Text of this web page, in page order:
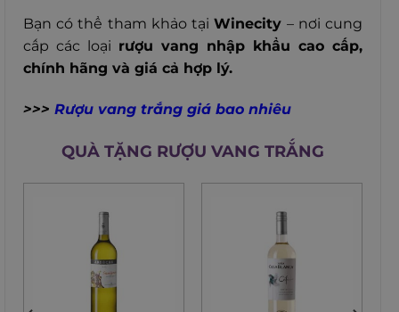
Bạn có thể tham khảo tạiWinecity – nơi cung
cấp các loại rượu vang nhập khẩu cao cấp,
chính hãng và giá cả hợp lý.
>>> Rượu vang trắng giá bao nhiêu
QUÀ TẶNG RƯỢU VANG TRẮNG